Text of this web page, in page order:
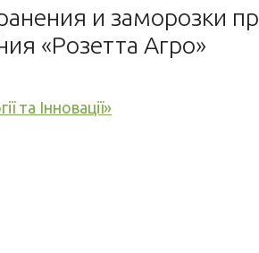
и заморозки
«Розетта Агро»
та Інновації»